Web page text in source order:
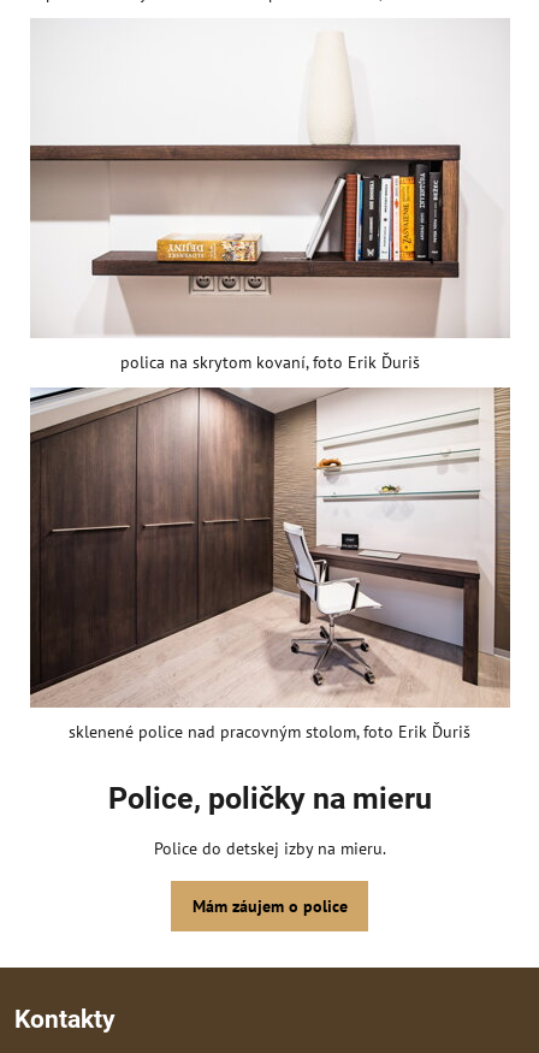
polica na skrytom kovaní, foto Erik Ďuriš
sklenené police nad pracovným stolom, foto Erik Ďuriš
Police, poličky na mieru
Police do detskej izby na mieru.
Mám záujem o police
Kontakty